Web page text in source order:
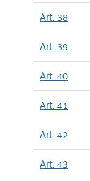
Art. 38
Art. 39
Art. 40
Art. 41
Art. 42
Art. 43